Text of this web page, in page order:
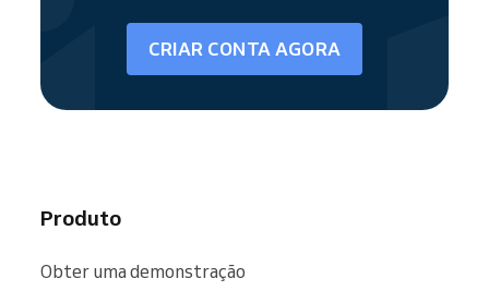
CRIAR CONTA AGORA
Produto
Obter uma demonstração